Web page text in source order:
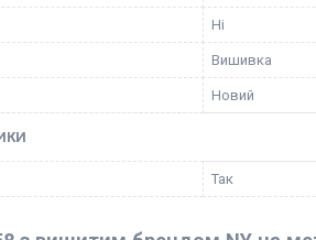
Ні
Вишивка
Новий
Так